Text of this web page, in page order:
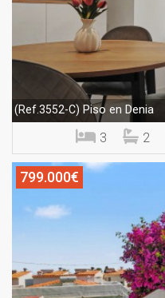
(Ref.3552-C) Piso en Denia
3 2
799.000€